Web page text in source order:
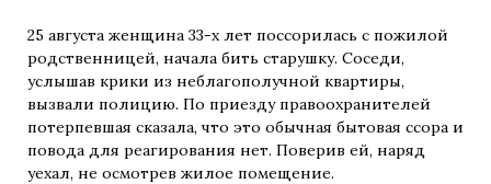
25 августа женщина 33-х лет поссорилась с пожилой
родственницей, начала бить старушку. Соседи,
услышав крики из неблагополучной квартиры,
вызвали полицию. По приезду правоохранителей
потерпевшая сказала, что это обычная бытовая ссора и
повода для реагирования нет. Поверив ей, наряд
уехал, не осмотрев жилое помещение.